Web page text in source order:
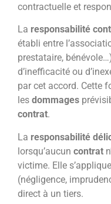
contractuelle et
La responsabilité
établi entre
prestataire,
d’inefficacité ou
par cet accord. Cette
les dommages
contrat.
La responsabilité
lorsqu’aucun contrat
victime. Elle
(négligence,
direct à un tiers.